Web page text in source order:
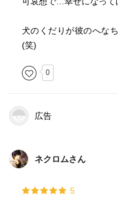
犬のくだりが彼のへな
(笑)
0
広告
ネクロムさん
5